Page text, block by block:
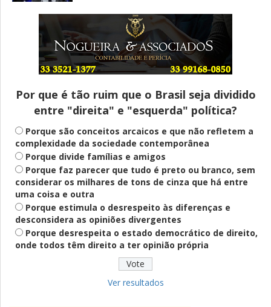
Entenda
Pix Pensão Alimentícia: entenda o que é
e como solicitar
Saúde Mental
Plataforma oferece escuta em saúde
mental para jovens no SUS Digital
Definido
PT lança Patrus Ananias como candidato
ao governo de Minas Gerais
Fies: pré-selecionados têm até terça
para complementar informações
Por que é tão ruim que o Brasil seja dividido
entre "direita" e "esquerda" política?
Porque são conceitos arcaicos e que não refletem a
complexidade da sociedade contemporânea
Porque divide famílias e amigos
Porque faz parecer que tudo é preto ou branco, sem
considerar os milhares de tons de cinza que há entre
uma coisa e outra
Porque estimula o desrespeito às diferenças e
desconsidera as opiniões divergentes
Porque desrespeita o estado democrático de direito,
onde todos têm direito a ter opinião própria
Ver resultados